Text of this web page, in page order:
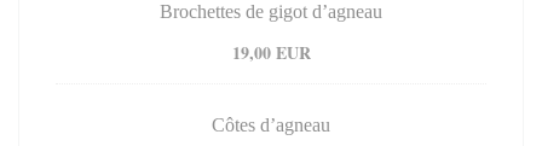
Brochettes de gigot d’agneau
19,00 EUR
Côtes d’agneau